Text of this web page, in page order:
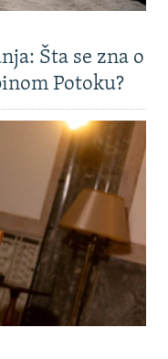
Šta se zna o
Potoku?